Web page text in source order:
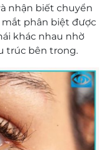
nhận biết chuyển
phân biệt được
khác nhau nhờ
trúc bên trong.